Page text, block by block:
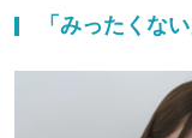
「みったくな